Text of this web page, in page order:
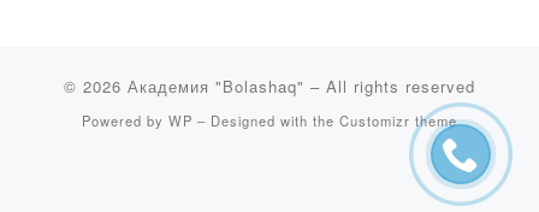
© 2026 Академия "Bolashaq" – All rights reserved
Powered by WP – Designed with the Customizr theme